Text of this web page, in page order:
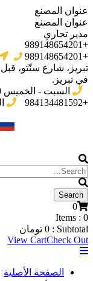
عنوان المصنع
عنوان المصنع
مدير تجاري
+989148654201
+989148654201
تبریز، شارع سنّتو،
في تبریز.
السبت - الخميس 09:00 - 21:00
+984134481592
0
Items : 0
Subtotal :
0 تومان
View CartCheck Out
الصفحة الأصلية